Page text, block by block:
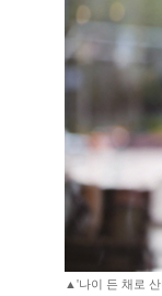
▲'나이 든 채로